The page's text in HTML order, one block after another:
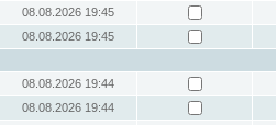
08.08.2026 19:45
08.08.2026 19:45
08.08.2026 19:44
08.08.2026 19:44